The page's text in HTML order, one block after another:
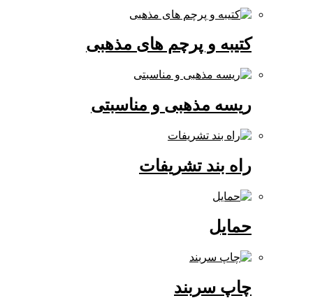
کتیبه و پرچم های مذهبی
ریسه مذهبی و مناسبتی
راه بند تشریفات
چاپ سربند